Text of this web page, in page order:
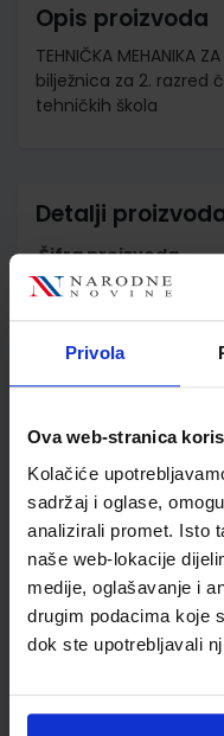
Privola
Ova web-stranica
Kolačiće
sadržaj i oglase,
analizirali promet. Isto
naše web-lokacije
medije, oglašavanje i
drugim podacima koje
dok ste upotrebljavali
Opis proizvoda
TEHNIČKA MEHANIKA
bilježnica za 2. razred
tehničkih škola
Detalji
Šifra proizvoda
Jedinična mjera
Nakladnik
Autor
Vrsta školske knjige
Vrsta škole
Nastavni predmet
Reg br min